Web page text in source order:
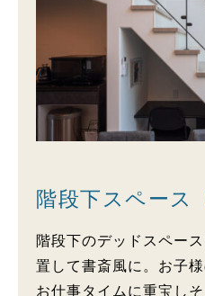
階段下スペース
階段下のデッドスペー
置して書斎風に。お子
お仕事タイムに重宝しそ